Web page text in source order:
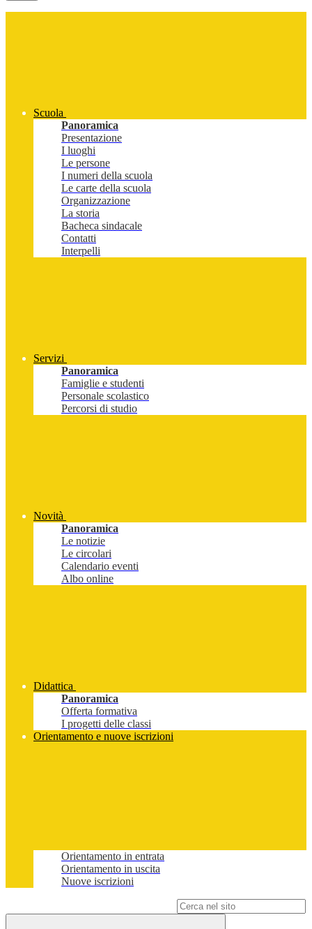
Scuola
Panoramica
Presentazione
I luoghi
Le persone
I numeri della scuola
Le carte della scuola
Organizzazione
La storia
Bacheca sindacale
Contatti
Interpelli
Servizi
Panoramica
Famiglie e studenti
Personale scolastico
Percorsi di studio
Novità
Panoramica
Le notizie
Le circolari
Calendario eventi
Albo online
Didattica
Panoramica
Offerta formativa
I progetti delle classi
Orientamento e nuove iscrizioni
Orientamento in entrata
Orientamento in uscita
Nuove iscrizioni